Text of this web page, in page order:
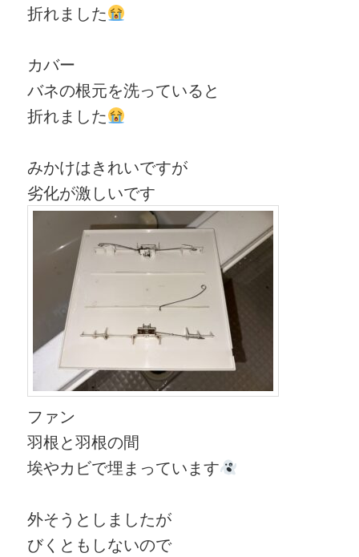
折れました
カバー
バネの根元を洗っていると
折れました
みかけはきれいですが
劣化が激しいです
ファン
羽根と羽根の間
埃やカビで埋まっています
外そうとしましたが
びくともしないので